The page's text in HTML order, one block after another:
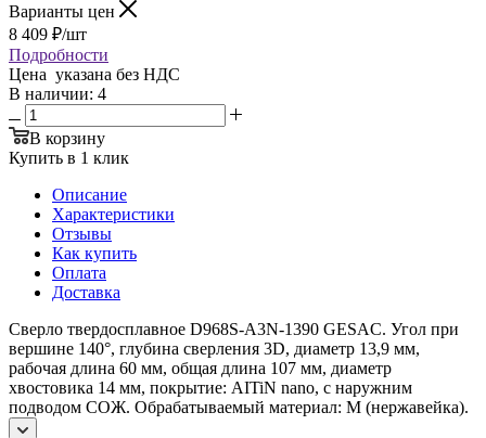
Варианты цен
8 409 ₽/шт
Подробности
Цена указана без НДС
В наличии: 4
В корзину
Купить в 1 клик
Описание
Характеристики
Отзывы
Как купить
Оплата
Доставка
Сверло твердосплавное D968S-A3N-1390 GESAC. Угол при
вершине 140°, глубина сверления 3D, диаметр 13,9 мм,
рабочая длина 60 мм, общая длина 107 мм, диаметр
хвостовика 14 мм, покрытие: AITiN nano, с наружним
подводом СОЖ. Обрабатываемый материал: M (нержавейка).